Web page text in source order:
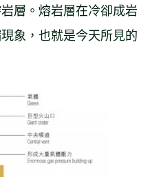
層。熔岩層在冷卻成岩
象，也就是今天所見的